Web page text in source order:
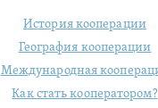
История кооперации
География кооперации
Международная
Как стать кооператором?